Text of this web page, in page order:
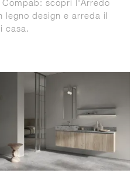
Compab: scopri l'Arredo
legno design e arreda il
casa.